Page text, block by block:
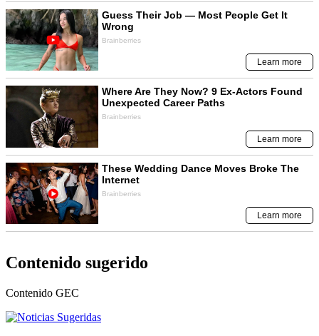
Contenido sugerido
Contenido GEC